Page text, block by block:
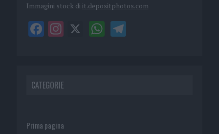
Immagini stock di it.depositphotos.com
CATEGORIE
Prima pagina